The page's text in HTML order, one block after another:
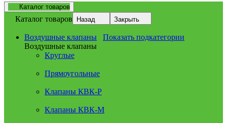
Каталог товаров
Каталог товаров Назад Закрыть
Воздушные клапаны
Показать подкатегории
Воздушные клапаны
Круглые
Прямоугольные
Клапаны КВК-Р
Клапаны КВК-М